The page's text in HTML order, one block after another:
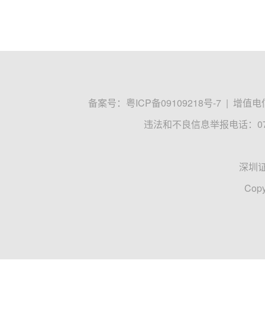
备案号： 粤ICP备09109218号-7 | 增值电
违法和不良信息举报电话：
深圳